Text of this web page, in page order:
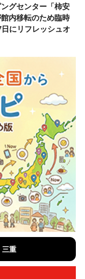
グセンター「柿安
内移転のため臨時
にリフレッシュオ
三重